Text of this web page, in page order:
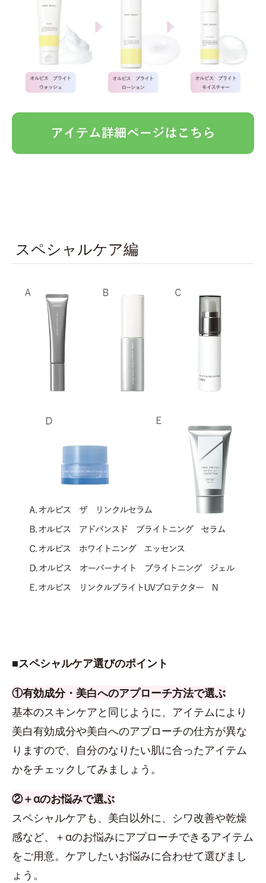
スペシャルケア編
■スペシャルケア選びのポイント
①有効成分・美白へのアプローチ方法で選ぶ
基本のスキンケアと同じように、アイテムにより
美白有効成分や美白へのアプローチの仕方が異な
りますので、自分のなりたい肌に合ったアイテム
かをチェックしてみましょう。
②＋αのお悩みで選ぶ
スペシャルケアも、美白以外に、シワ改善や乾燥
感など、＋αのお悩みにアプローチできるアイテム
をご用意。ケアしたいお悩みに合わせて選びまし
ょう。